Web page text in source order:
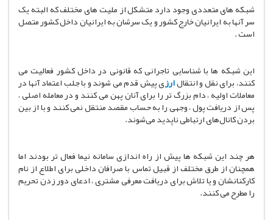
شبکه های متعددی وجود دارد متشکل از ملیت های مختلف که البته یک
سر آنها به ایرانیان خارج کشور و یک سرشان به ایرانیان داخل کشور متصل
است .
این شبکه ها با شناسایی تاجرانی که قانونی در داخل کشور فعالیت می
کنند، برای نقل و انتقالارزی پیش قدم می شوند و با جلب اعتماد آنها در
معاملات اولیه ، دام بزرگ تر را برای آنان پهن می کنند و در معامله اصلی ،
پس از دریافت پول ، وجهی را به حساب مقصد منتقل نمی کنند و با از بین
بردن کانال‌های ارتباطی ناپدید می‌شوند.
هر چند این شبکه ها پیش از راه اندازی سامانه نیما فعال تر بودند اما
همچنان از طرق مختلف از قبیل تماس با صرافان داخلی برای اطلاع از نام
کارکنانشان و یا تلاش برای دریافت معرفی مشتری ، ادعای دور زدن تحریم
را مطرح می کنند.